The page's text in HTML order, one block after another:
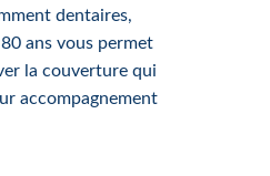
dentaires,
ans vous permet
la couverture qui
accompagnement